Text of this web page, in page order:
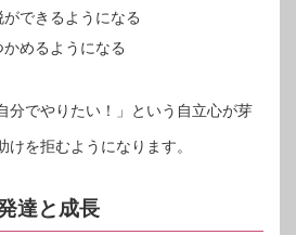
できるようになる
めるようになる
分でやりたい！」という自立心が芽
を拒むようになります。
達と成長